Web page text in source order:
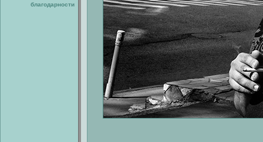
благодарности